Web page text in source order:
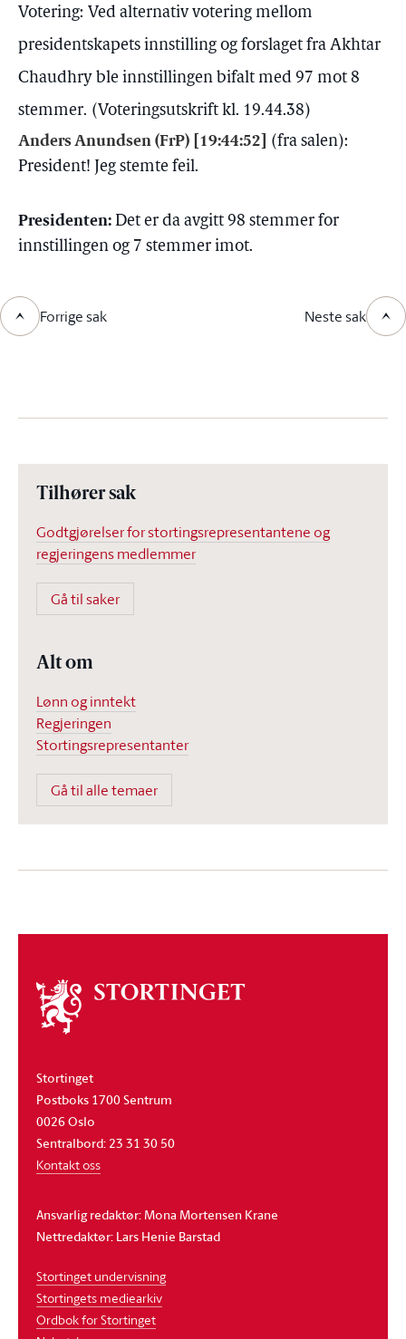
Votering: Ved alternativ votering mellom
presidentskapets innstilling og forslaget fra Akhtar
Chaudhry ble innstillingen bifalt med 97 mot 8
stemmer. (Voteringsutskrift kl. 19.44.38)
Anders Anundsen (FrP) [19:44:52] (fra salen):
President! Jeg stemte feil.
Presidenten: Det er da avgitt 98 stemmer for
innstillingen og 7 stemmer imot.
Forrige sak Neste sak
Tilhører sak
Godtgjørelser for stortingsrepresentantene og
regjeringens medlemmer
Gå til saker
Alt om
Lønn og inntekt
Regjeringen
Stortingsrepresentanter
Gå til alle temaer
Om
stortinget
Stortinget
Postboks 1700 Sentrum
0026 Oslo
Sentralbord: 23 31 30 50
Kontakt oss
Ansvarlig redaktør: Mona Mortensen Krane
Nettredaktør: Lars Henie Barstad
Stortinget undervisning
Stortingets mediearkiv
Ordbok for Stortinget